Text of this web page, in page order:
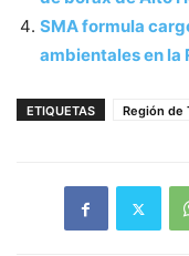
SMA formula
ambientales en la
ETIQUETAS Región de